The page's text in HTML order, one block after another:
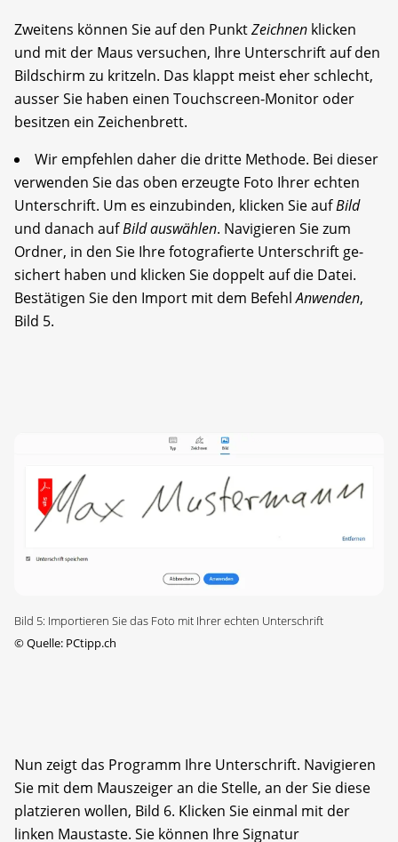
Zweitens können Sie auf den PunktZeichnen klicken
und mit der Maus versuchen, Ihre Unterschrift auf den
Bildschirm zu kritzeln. Das klappt meist eher schlecht,
ausser Sie haben einen Touchscreen-Monitor oder
besitzen ein Zeichenbrett.
Wir empfehlen daher die dritte Methode. Bei dieser
verwenden Sie das oben erzeugte Foto Ihrer echten
Unterschrift. Um es einzubinden, klicken Sie aufBild
und danach aufBild auswählen. Navigieren Sie zum
Ordner, in den Sie Ihre fotografierte Unterschrift ge­
sichert haben und klicken Sie doppelt auf die Datei.
Bestätigen Sie den Import mit dem BefehlAnwenden,
Bild 5.
Bild 5: Importieren Sie das Foto mit Ihrer echten Unterschrift
©Quelle: PCtipp.ch
Nun zeigt das Programm Ihre Unterschrift. Navigieren
Sie mit dem Mauszeiger an die Stelle, an der Sie diese
platzieren wollen, Bild 6. Klicken Sie einmal mit der
linken Maustaste. Sie können Ihre Signatur